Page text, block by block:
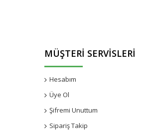
MÜŞTERI SERVISLERI
Hesabım
Üye Ol
Şifremi Unuttum
Sipariş Takip